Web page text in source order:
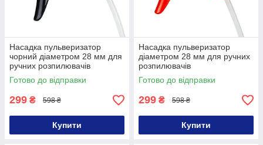
Насадка пульверизатор
чорний діаметром 28 мм для
ручних розпилювачів
Готово до відправки
299 ₴ 598 ₴
Купити
Насадка пульверизатор
діаметром 28 мм для ручних
розпилювачів
Готово до відправки
299 ₴ 598 ₴
Купити